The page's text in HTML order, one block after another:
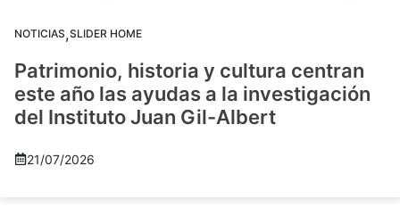
NOTICIAS,SLIDER HOME
Patrimonio, historia y cultura centran
este año las ayudas a la investigación
del Instituto Juan Gil-Albert
21/07/2026